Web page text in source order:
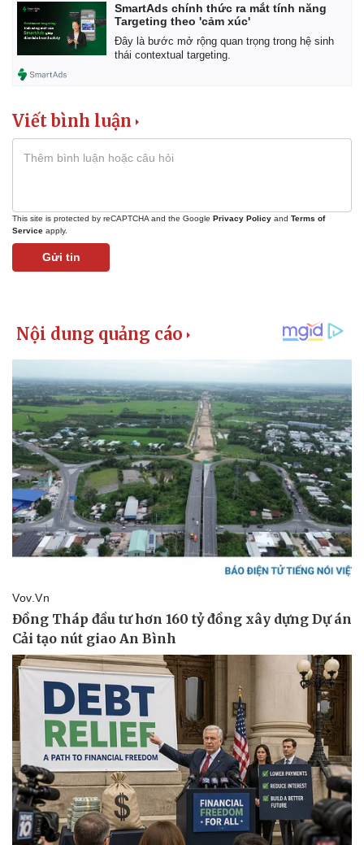
Kinh tế
Bất động sản
Khởi nghiệp
Thị trường
Giá vàng
Tiêu dùng
Tỷ giá
Chứng khoán
Giá cà phê
SmartAds chính thức ra mắt tính năng
Targeting theo 'cảm xúc'
Đây là bước mở rộng quan trọng trong hệ sinh
thái contextual targeting.
Viết bình luận
This site is protected by reCAPTCHA and the Google Privacy Policy and Terms of
Service apply.
Gửi tin